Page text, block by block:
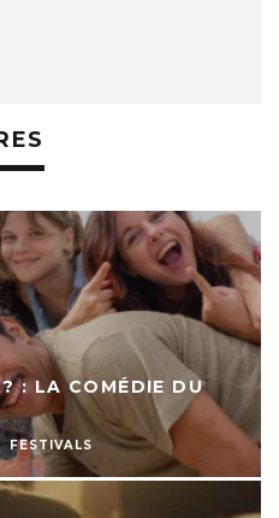
: LA COMÉDIE DU
FESTIVALS